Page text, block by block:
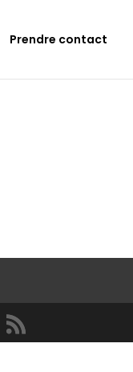
Prendre contact